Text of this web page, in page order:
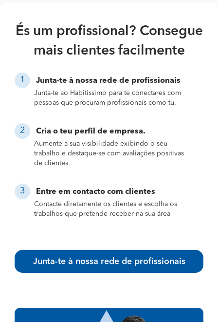
És um profissional? Consegue
mais clientes facilmente
Junta-te à nossa rede de profissionais
Junta-te ao Habitissimo para te conectares com
pessoas que procuram profissionais como tu.
Cria o teu perfil de empresa.
Aumente a sua visibilidade exibindo o seu
trabalho e destaque-se com avaliações positivas
de clientes
Entre em contacto com clientes
Contacte diretamente os clientes e escolha os
trabalhos que pretende receber na sua área
Junta-te à nossa rede de profissionais